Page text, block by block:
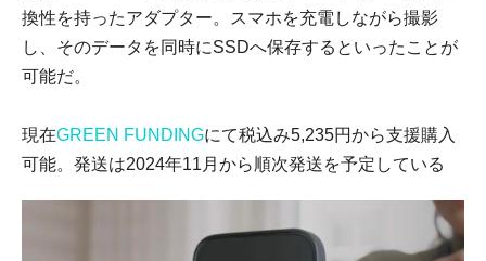
換性を持ったアダプター。スマホを充電しながら撮影
し、そのデータを同時にSSDへ保存するといったことが
可能だ。
現在GREEN FUNDINGにて税込み5,235円から支援購入
可能。発送は2024年11月から順次発送を予定している